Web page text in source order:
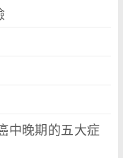
中晚期的五大症